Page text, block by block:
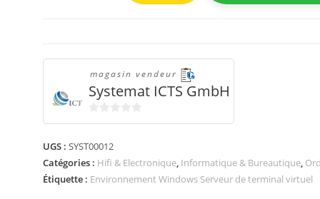
magasin vendeur
Systemat ICTS GmbH
u
r
5
UGS : SYST00012
Catégories : Hifi & Electronique, Informatique & Bureautique,
Étiquette : Environnement Windows Serveur de terminal virtuel